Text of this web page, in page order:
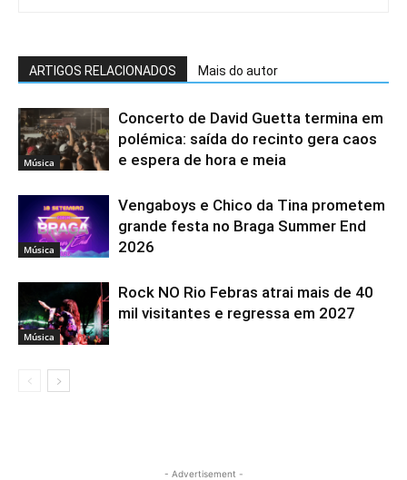
ARTIGOS RELACIONADOS Mais do autor
Música
Concerto de David Guetta termina em
polémica: saída do recinto gera caos
e espera de hora e meia
Música
Vengaboys e Chico da Tina prometem
grande festa no Braga Summer End
2026
Música
Rock NO Rio Febras atrai mais de 40
mil visitantes e regressa em 2027
- Advertisement -